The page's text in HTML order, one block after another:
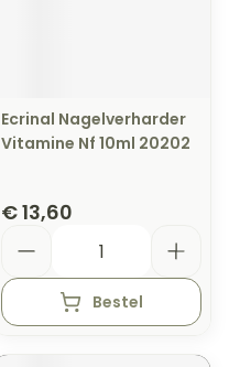
Ecrinal Nagelverharder
Vitamine Nf 10ml 20202
€ 13,60
Bestel